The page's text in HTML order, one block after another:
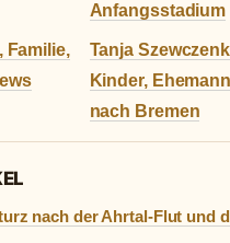
Anfangsstadium
Familie,
Tanja
Kinder,
nach Bremen
nach der Ahrtal-Flut und